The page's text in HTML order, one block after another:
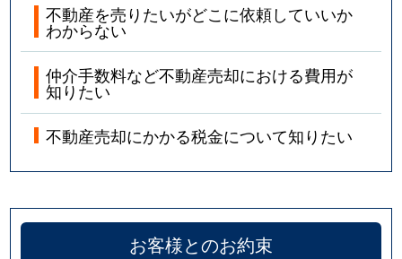
不動産を売りたいがどこに依頼していいか
わからない
仲介手数料など不動産売却における費用が
知りたい
不動産売却にかかる税金について知りたい
お客様とのお約束